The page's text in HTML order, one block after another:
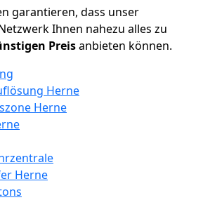
garantieren, dass unser
Ihnen nahezu alles zu
Preisanbieten können.
Herne
Herne
Herne